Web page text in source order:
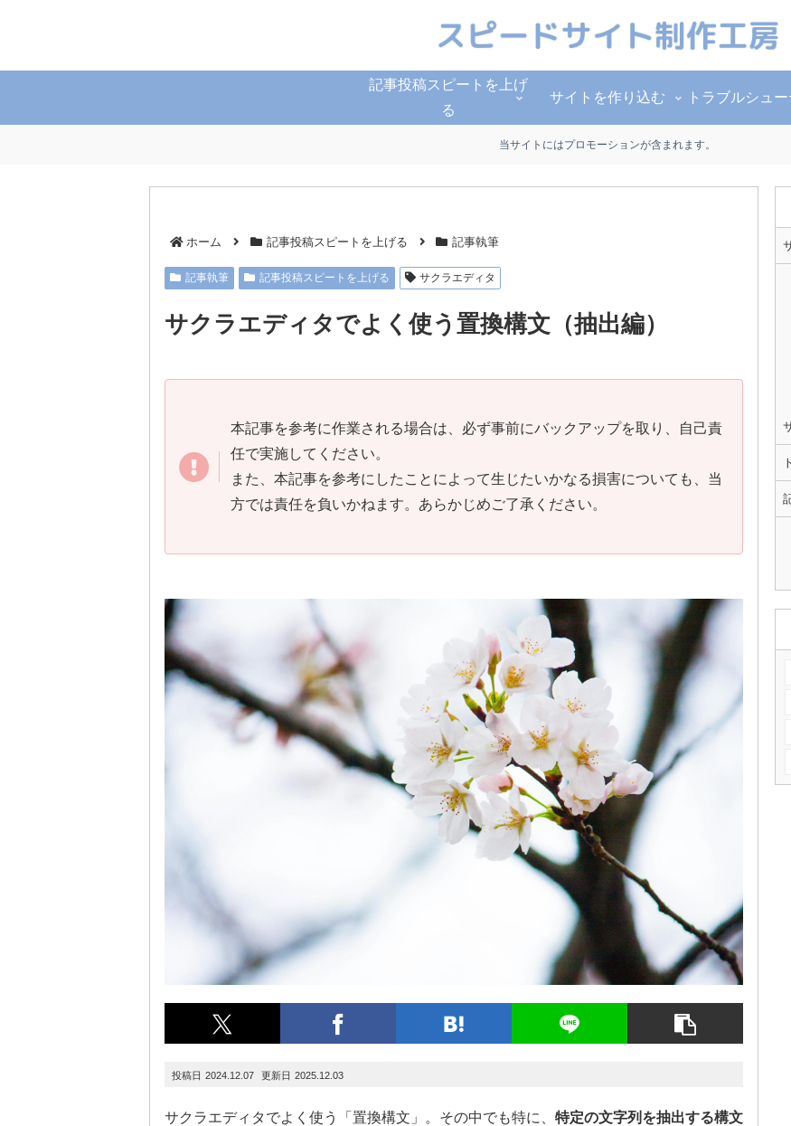
記事投稿スピートを上げ
る
サイトを作り込む トラブルシュ
当サイトにはプロモーションが含まれます。
ホーム 記事投稿スピートを上げる 記事執筆
記事執筆 記事投稿スピートを上げる サクラエディタ
サクラエディタでよく使う置換構文（抽出編）
本記事を参考に作業される場合は、必ず事前にバックアップを取り、自己責
任で実施してください。
また、本記事を参考にしたことによって生じたいかなる損害についても、当
方では責任を負いかねます。あらかじめご了承ください。
2024.12.07 2025.12.03
サクラエディタでよく使う「置換構文」。その中でも特に、 特定の文字列を抽出する構文